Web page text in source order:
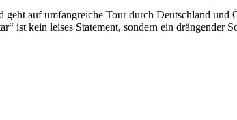
auf umfangreiche Tour durch Deutschland
ist kein leises Statement, sondern ein drängender